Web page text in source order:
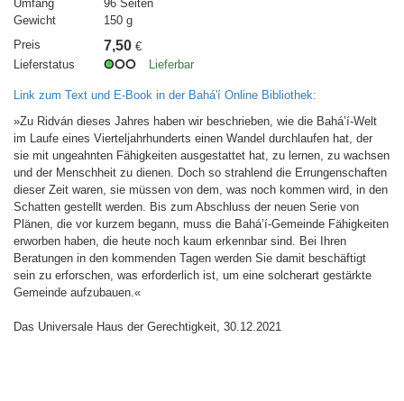
Umfang
96 Seiten
Gewicht
150 g
Preis
7,50 €
Lieferstatus
Lieferbar
Link zum Text und E-Book in der Bahá'í Online Bibliothek:
»Zu Ridván dieses Jahres haben wir beschrieben, wie die Bahá’í-Welt
im Laufe eines Vierteljahrhunderts einen Wandel durchlaufen hat, der
sie mit ungeahnten Fähigkeiten ausgestattet hat, zu lernen, zu wachsen
und der Menschheit zu dienen. Doch so strahlend die Errungenschaften
dieser Zeit waren, sie müssen von dem, was noch kommen wird, in den
Schatten gestellt werden. Bis zum Abschluss der neuen Serie von
Plänen, die vor kurzem begann, muss die Bahá’í-Gemeinde Fähigkeiten
erworben haben, die heute noch kaum erkennbar sind. Bei Ihren
Beratungen in den kommenden Tagen werden Sie damit beschäftigt
sein zu erforschen, was erforderlich ist, um eine solcherart gestärkte
Gemeinde aufzubauen.«
Das Universale Haus der Gerechtigkeit, 30.12.2021